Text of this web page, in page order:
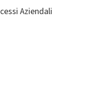
Aziendali